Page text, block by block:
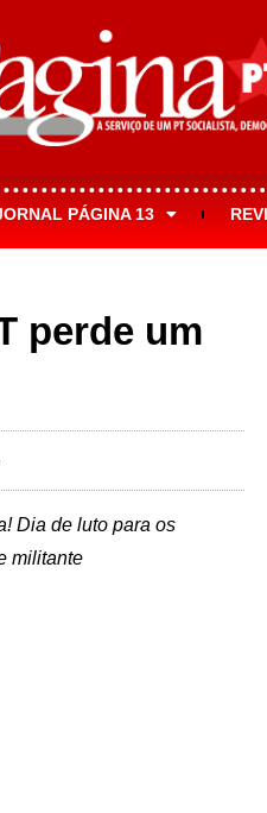
PÁGINA 13
perde um
Dia de luto para os
militante